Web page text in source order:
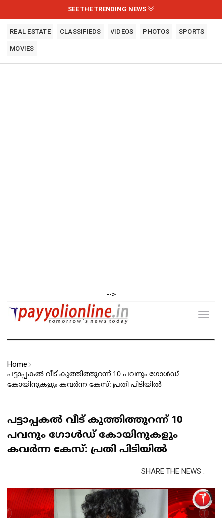
SEE THE TRENDING NEWS
REAL ESTATE CLASSIFIEDS VIDEOS PHOTOS SPORTS
MOVIES
-->
Home
പട്ടാപ്പകൽ വീട് കുത്തിത്തുറന്ന് 10 പവനും ഗോൾഡ്
കോയിനുകളും കവർന്ന കേസ്: പ്രതി പിടിയിൽ
പട്ടാപ്പകൽ വീട് കുത്തിത്തുറന്ന് 10
പവനും ഗോൾഡ് കോയിനുകളും
കവർന്ന കേസ്: പ്രതി പിടിയിൽ
SHARE THE NEWS :